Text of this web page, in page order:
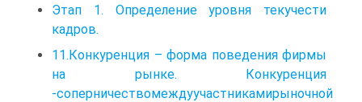
Этап 1. Определение уровня текучести
кадров.
11.Конкуренция – форма поведения фирмы
на рынке. Конкуренция
-соперничествомеждуучастникамирыночной